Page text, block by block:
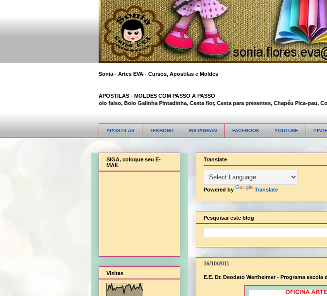
Sonia - Artes EVA - Cursos, Apostilas e Moldes
APOSTILAS - MOLDES COM PASSO A PASSO
Animal Bambi 3D, Bolo falso, Bolo Galinha Pintadinha, Cesta flor, Cesta para presentes, Chapéu Pica-pau,
APOSTILAS TEKBOND INSTAGRAM FACEBOOK YOUTUBE
Translate
Powered by Translate
Pesquisar este blog
16/10/2011
E.E. Dr. Deodato Wertheimer - Programa escola
SIGA, coloque seu E-
MAIL
Visitas